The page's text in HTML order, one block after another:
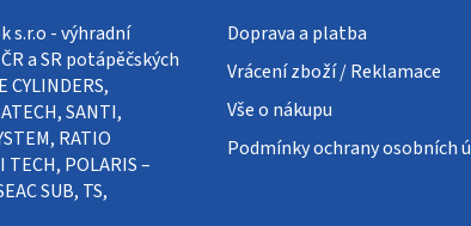
s.r.o - výhradní
a SR potápěčských
CYLINDERS,
SANTI,
RATIO
TECH, POLARIS –
SUB, TS,
Doprava a platba
Vrácení zboží / Reklamace
Vše o nákupu
Podmínky ochrany osobních